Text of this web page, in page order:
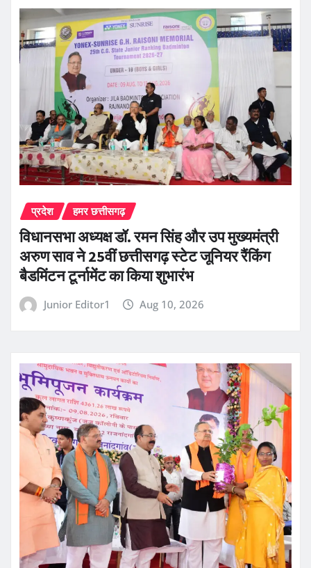
प्रदेश हमर छत्तीसगढ़
विधानसभा अध्यक्ष डॉ. रमन सिंह और उप मुख्यमंत्री
अरुण साव ने 25वीं छत्तीसगढ़ स्टेट जूनियर रैंकिंग
बैडमिंटन टूर्नामेंट का किया शुभारंभ
Junior Editor1 Aug 10, 2026